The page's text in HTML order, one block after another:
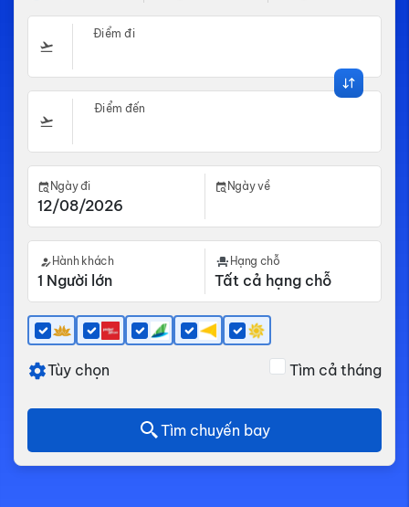
Điểm đi
Điểm đến
Ngày đi Ngày về
Hành khách Hạng chỗ
Tùy chọn Tìm cả tháng
Tìm chuyến bay